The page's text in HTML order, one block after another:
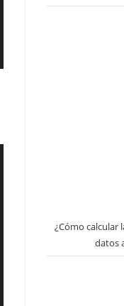
¿Cómo calcular
datos